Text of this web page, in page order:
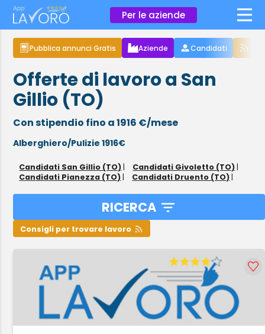
Per le aziende ×
Pubblica annunci Gratis Aziende Candidati
Offerte di lavoro a San
Gillio (TO)
Con stipendio fino a 1916 €/mese
Alberghiero/Pulizie 1916€
Candidati San Gillio (TO) | Candidati Givoletto (TO) |
Candidati Pianezza (TO) | Candidati Druento (TO) |
RICERCA
Consigli per trovare lavoro